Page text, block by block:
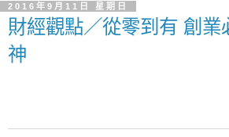
2016年9月11日 星期日
財經觀點／從零到有 創業
神